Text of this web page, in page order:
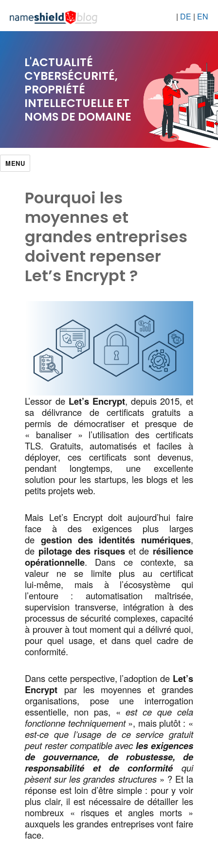
| DE | EN
L'ACTUALITÉ
CYBERSÉCURITÉ,
PROPRIÉTÉ
INTELLECTUELLE ET
NOMS DE DOMAINE
MENU
Pourquoi les
moyennes et
grandes entreprises
doivent repenser
Let’s Encrypt ?
L’essor de Let’s Encrypt, depuis 2015, et
sa délivrance de certificats gratuits a
permis de démocratiser et presque de
« banaliser » l’utilisation des certificats
TLS. Gratuits, automatisés et faciles à
déployer, ces certificats sont devenus,
pendant longtemps, une excellente
solution pour les startups, les blogs et les
petits projets web.
Mais Let’s Encrypt doit aujourd’hui faire
face à des exigences plus larges
de gestion des identités numériques,
de pilotage des risques et de résilience
opérationnelle. Dans ce contexte, sa
valeur ne se limite plus au certificat
lui‑même, mais à l’écosystème qui
l’entoure : automatisation maîtrisée,
supervision transverse, intégration à des
processus de sécurité complexes, capacité
à prouver à tout moment qui a délivré quoi,
pour quel usage, et dans quel cadre de
conformité.
Dans cette perspective, l’adoption de Let’s
Encrypt par les moyennes et grandes
organisations, pose une interrogation
essentielle, non pas, « est ce que cela
fonctionne techniquement», mais plutôt : «
est-ce que l’usage de ce service gratuit
peut rester compatible avecles exigences
de gouvernance, de robustesse, de
responsabilité et de conformitéqui
pèsent sur les grandes structures» ? Et la
réponse est loin d’être simple : pour y voir
plus clair, il est nécessaire de détailler les
nombreux « risques et angles morts »
auxquels les grandes entreprises vont faire
face.